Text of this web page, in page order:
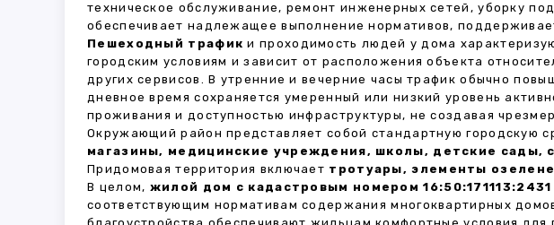
техническое обслуживание, ремонт инженерных сетей, уборку
обеспечивает надлежащее выполнение нормативов,
Пешеходный трафик и проходимость людей у дома
городским условиям и зависит от расположения объекта
других сервисов. В утренние и вечерние часы трафик обычно
дневное время сохраняется умеренный или низкий уровень
проживания и доступностью инфраструктуры, не создавая
Окружающий район представляет собой стандартную городскую
магазины, медицинские учреждения, школы, детские сады,
Придомовая территория включает тротуары, элементы
В целом, жилой дом с кадастровым номером 16:50:171113:2431
соответствующим нормативам содержания многоквартирных